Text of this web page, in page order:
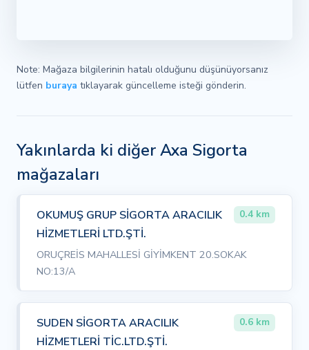
Note: Mağaza bilgilerinin hatalı olduğunu düşünüyorsanız
lütfen buraya tıklayarak güncelleme isteği gönderin.
Yakınlarda ki diğer Axa Sigorta
mağazaları
OKUMUŞ GRUP SİGORTA ARACILIK
HİZMETLERİ LTD.ŞTİ.
0.4 km
ORUÇREİS MAHALLESİ GİYİMKENT 20.SOKAK
NO:13/A
SUDEN SİGORTA ARACILIK
HİZMETLERİ TİC.LTD.ŞTİ.
0.6 km